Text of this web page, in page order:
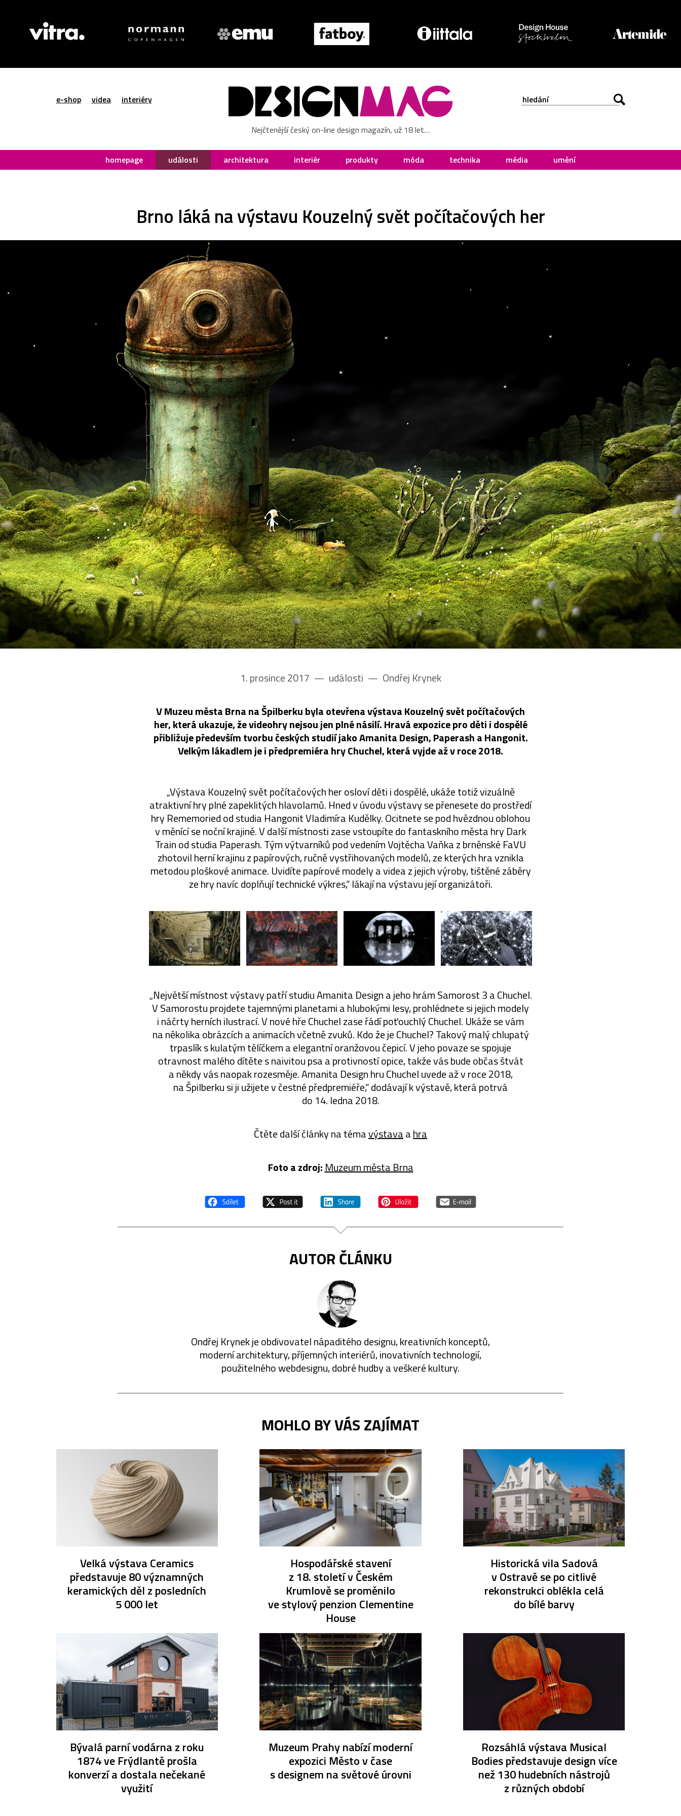
e-shop videa interiéry
Nejčtenější český on-line design magazín, už 18 let…
homepage události architektura interiér produkty móda technika média umění
Brno láká na výstavu Kouzelný svět počítačových her
1. prosince 2017 –– události –– Ondřej Krynek
V Muzeu města Brna na Špilberku byla otevřena výstava Kouzelný svět počítačových
her, která ukazuje, že videohry nejsou jen plné násilí. Hravá expozice pro děti i dospělé
přibližuje především tvorbu českých studií jako Amanita Design, Paperash a Hangonit.
Velkým lákadlem je i předpremiéra hry Chuchel, která vyjde až v roce 2018.
„Výstava Kouzelný svět počítačových her osloví děti i dospělé, ukáže totiž vizuálně
atraktivní hry plné zapeklitých hlavolamů. Hned v úvodu výstavy se přenesete do prostředí
hry Rememoried od studia Hangonit Vladimíra Kudělky. Ocitnete se pod hvězdnou oblohou
v měnící se noční krajině. V další místnosti zase vstoupíte do fantaskního města hry Dark
Train od studia Paperash. Tým výtvarníků pod vedením Vojtěcha Vaňka z brněnské FaVU
zhotovil herní krajinu z papírových, ručně vystřihovaných modelů, ze kterých hra vznikla
metodou ploškové animace. Uvidíte papírové modely a videa z jejich výroby, tištěné záběry
ze hry navíc doplňují technické výkres,“ lákají na výstavu její organizátoři.
„Největší místnost výstavy patří studiu Amanita Design a jeho hrám Samorost 3 a Chuchel.
V Samorostu projdete tajemnými planetami a hlubokými lesy, prohlédnete si jejich modely
i náčrty herních ilustrací. V nové hře Chuchel zase řádí poťouchlý Chuchel. Ukáže se vám
na několika obrázcích a animacích včetně zvuků. Kdo že je Chuchel? Takový malý chlupatý
trpaslík s kulatým tělíčkem a elegantní oranžovou čepicí. V jeho povaze se spojuje
otravnost malého dítěte s naivitou psa a protivností opice, takže vás bude občas štvát
a někdy vás naopak rozesměje. Amanita Design hru Chuchel uvede až v roce 2018,
na Špilberku si ji užijete v čestné předpremiéře,“ dodávají k výstavě, která potrvá
do 14. ledna 2018.
Čtěte další články na témavýstavaahra
Foto a zdroj: Muzeum města Brna
AUTOR ČLÁNKU
Ondřej Krynek je obdivovatel nápaditého designu, kreativních konceptů,
moderní architektury, příjemných interiérů, inovativních technologií,
použitelného webdesignu, dobré hudby a veškeré kultury.
MOHLO BY VÁS ZAJÍMAT
Velká výstava Ceramics
představuje 80 významných
keramických děl z posledních
5 000 let
Hospodářské stavení
z 18. století v Českém
Krumlově se proměnilo
ve stylový penzion Clementine
House
Historická vila Sadová
v Ostravě se po citlivé
rekonstrukci oblékla celá
do bílé barvy
Bývalá parní vodárna z roku
1874 ve Frýdlantě prošla
konverzí a dostala nečekané
využití
Muzeum Prahy nabízí moderní
expozici Město v čase
s designem na světové úrovni
Rozsáhlá výstava Musical
Bodies představuje design více
než 130 hudebních nástrojů
z různých období